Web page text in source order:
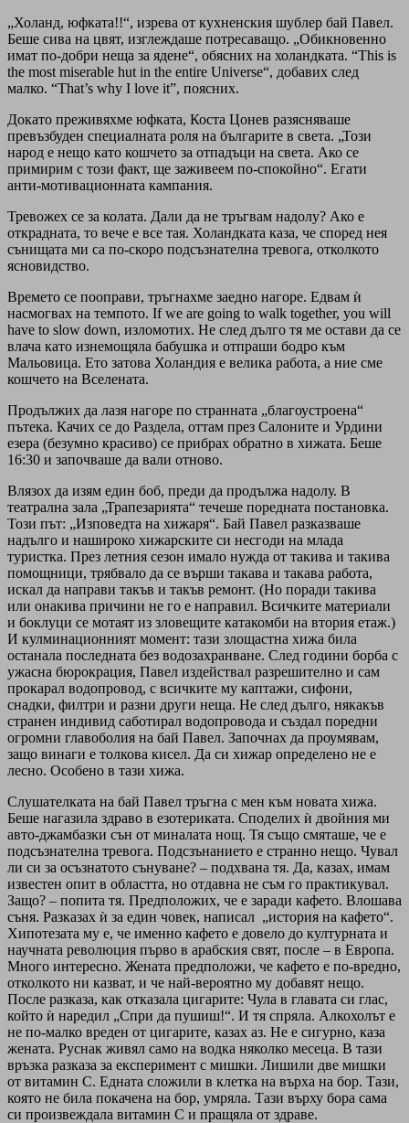
„Холанд, юфката!!“, изрева от кухненския шублер бай Павел.
Беше сива на цвят, изглеждаше потресаващо. „Обикновенно
имат по-добри неща за ядене“, обясних на холандката. “This is
the most miserable hut in the entire Universe“, добавих след
малко. “That’s why I love it”, поясних.
Докато преживяхме юфката, Коста Цонев разясняваше
превъзбуден специалната роля на българите в света. „Този
народ е нещо като кошчето за отпадъци на света. Ако се
примирим с този факт, ще заживеем по-спокойно“. Егати
анти-мотивационната кампания.
Тревожех се за колата. Дали да не тръгвам надолу? Aко е
открадната, то вече е все тая. Холандката каза, че според нея
сънищата ми са по-скоро подсъзнателна тревога, отколкото
ясновидство.
Времето се пооправи, тръгнахме заедно нагоре. Едвам ѝ
насмогвах на темпото. If we are going to walk together, you will
have to slow down, изломотих. Не след дълго тя ме остави да се
влача като изнемощяла бабушка и отпраши бодро към
Мальовица. Ето затова Холандия е велика работа, а ние сме
кошчето на Вселената.
Продължих да лазя нагоре по странната „благоустроена“
пътека. Качих се до Раздела, оттам през Салоните и Урдини
езера (безумно красиво) се прибрах обратно в хижата. Беше
16:30 и започваше да вали отново.
Влязох да изям един боб, преди да продължа надолу. В
театрална зала „Трапезарията“ течеше поредната постановка.
Този път: „Изповедта на хижаря“. Бай Павел разказваше
надълго и нашироко хижарските си несгоди на млада
туристка. През летния сезон имало нужда от такива и такива
помощници, трябвало да се върши такава и такава работа,
искал да направи такъв и такъв ремонт. (Но поради такива
или онакива причини не го е направил. Всичките материали
и боклуци се мотаят из зловещите катакомби на втория етаж.)
И кулминационният момент: тази злощастна хижа била
останала последната без водозахранване. След години борба с
ужасна бюрокрация, Павел издействал разрешително и сам
прокарал водопровод, с всичките му каптажи, сифони,
снадки, филтри и разни други неща. Не след дълго, някакъв
странен индивид саботирал водопровода и създал поредни
огромни главоболия на бай Павел. Започнах да проумявам,
защо винаги е толкова кисел. Да си хижар определено не е
лесно. Особено в тази хижа.
Слушателката на бай Павел тръгна с мен към новата хижа.
Беше нагазила здраво в езотериката. Споделих ѝ двойния ми
авто-джамбазки сън от миналата нощ. Тя също смяташе, че е
подсъзнателна тревога. Подсзънанието е странно нещо. Чувал
ли си за осъзнатото сънуване? – подхвана тя. Да, казах, имам
известен опит в областта, но отдавна не съм го практикувал.
Защо? – попита тя. Предположих, че е заради кафето. Влошава
съня. Разказах ѝ за един човек, написал „история на кафето“.
Хипотезата му е, че именно кафето е довело до културната и
научната революция първо в арабския свят, после – в Европа.
Много интересно. Жената предположи, че кафето е по-вредно,
отколкото ни казват, и че най-вероятно му добавят нещо.
После разказа, как отказала цигарите: Чула в главата си глас,
който ѝ наредил „Спри да пушиш!“. И тя спряла. Алкохолът е
не по-малко вреден от цигарите, казах аз. Не е сигурно, каза
жената. Руснак живял само на водка няколко месеца. В тази
връзка разказа за експеримент с мишки. Лишили две мишки
от витамин C. Едната сложили в клетка на върха на бор. Тази,
която не била покачена на бор, умряла. Тази върху бора сама
си произвеждала витамин С и пращяла от здраве.